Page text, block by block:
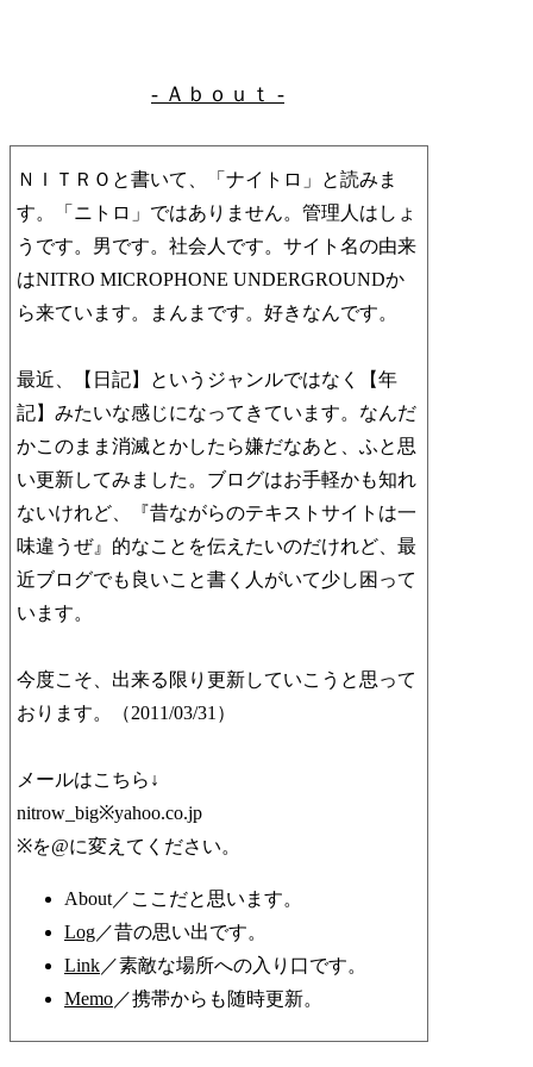
- Ａｂｏｕｔ -
ＮＩＴＲＯと書いて、「ナイトロ」と読みま
す。「ニトロ」ではありません。管理人はしょ
うです。男です。社会人です。サイト名の由来
はNITRO MICROPHONE UNDERGROUNDか
ら来ています。まんまです。好きなんです。
最近、【日記】というジャンルではなく【年
記】みたいな感じになってきています。なんだ
かこのまま消滅とかしたら嫌だなあと、ふと思
い更新してみました。ブログはお手軽かも知れ
ないけれど、『昔ながらのテキストサイトは一
味違うぜ』的なことを伝えたいのだけれど、最
近ブログでも良いこと書く人がいて少し困って
います。
今度こそ、出来る限り更新していこうと思って
おります。（2011/03/31）
メールはこちら↓
nitrow_big※yahoo.co.jp
※を@に変えてください。
About／ここだと思います。
Log／昔の思い出です。
Link／素敵な場所への入り口です。
Memo／携帯からも随時更新。